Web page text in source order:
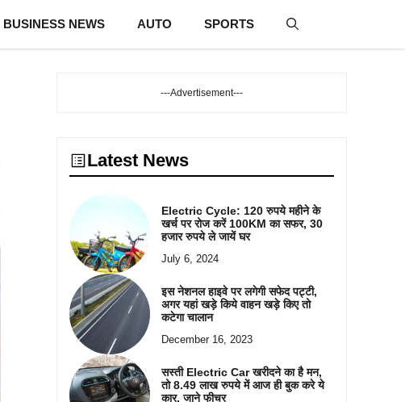
BUSINESS NEWS AUTO SPORTS
---Advertisement---
Latest News
Electric Cycle: 120 रुपये महीने के
खर्च पर रोज करें 100KM का सफर, 30
हजार रुपये ले जायें घर
July 6, 2024
इस नेशनल हाइवे पर लगेगी सफेद पट्टी,
अगर यहां खड़े किये वाहन खड़े किए तो
कटेगा चालान
December 16, 2023
सस्ती Electric Car खरीदने का है मन,
तो 8.49 लाख रुपये में आज ही बुक करे ये
कार, जाने फीचर